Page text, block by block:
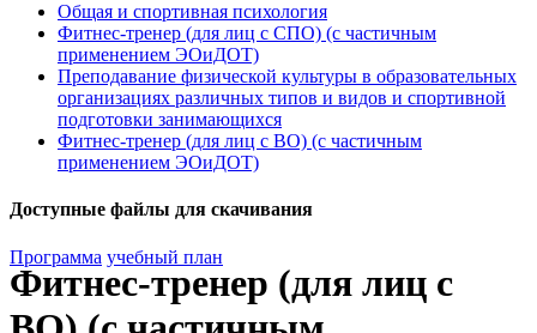
Общая и спортивная психология
Фитнес-тренер (для лиц с СПО) (с частичным
применением ЭОиДОТ)
Преподавание физической культуры в образовательных
организациях различных типов и видов и спортивной
подготовки занимающихся
Фитнес-тренер (для лиц с ВО) (с частичным
применением ЭОиДОТ)
Доступные файлы для скачивания
Программа учебный план
Фитнес-тренер (для лиц с